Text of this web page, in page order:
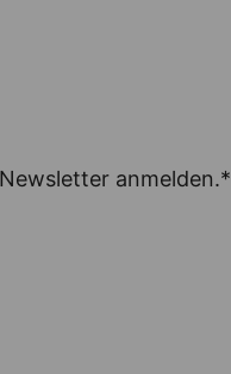
anmelden.*